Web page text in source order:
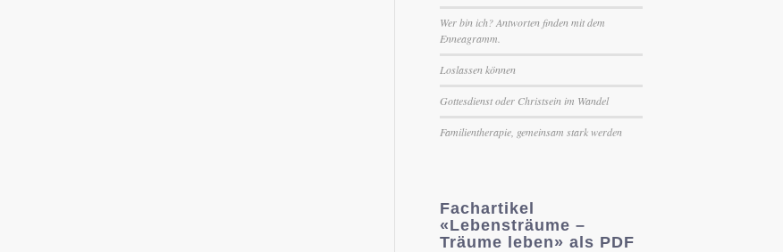
Wer bin ich? Antworten finden mit dem
Enneagramm.
Loslassen können
Gottesdienst oder Christsein im Wandel
Familientherapie, gemeinsam stark werden
Fachartikel
«Lebensträume –
Träume leben» als PDF